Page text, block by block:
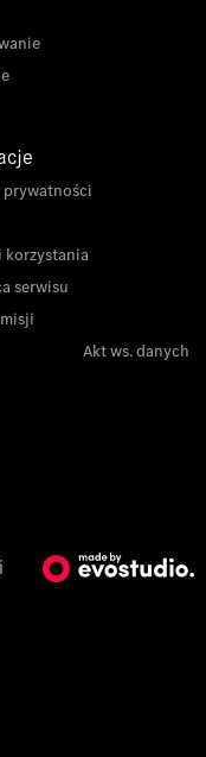
korzystania
serwisu
Akt ws. danych